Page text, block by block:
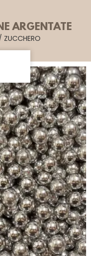
ARGENTATE
ZUCCHERO